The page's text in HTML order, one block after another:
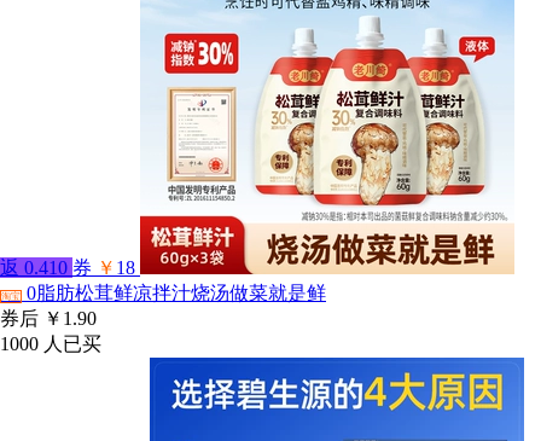
返 0.410 券 ￥ 18
淘宝 0脂肪松茸鲜凉拌汁烧汤做菜就是鲜
券后 ￥1.90
1000 人已买